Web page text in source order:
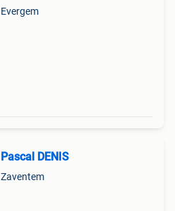
Evergem
Pascal DENIS
Zaventem